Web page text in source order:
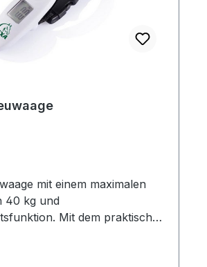
mit einem maximalen
40 kg und
Mit dem praktischen